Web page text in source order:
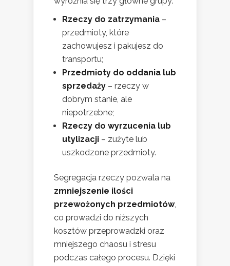
Rzeczy do zatrzymania –
przedmioty, które
zachowujesz i pakujesz do
transportu;
Przedmioty do oddania lub
sprzedaży – rzeczy w
dobrym stanie, ale
niepotrzebne;
Rzeczy do wyrzucenia lub
utylizacji – zużyte lub
uszkodzone przedmioty.
Segregacja rzeczy pozwala na
zmniejszenie ilości
przewożonych przedmiotów,
co prowadzi do niższych
kosztów przeprowadzki oraz
mniejszego chaosu i stresu
podczas całego procesu. Dzięki